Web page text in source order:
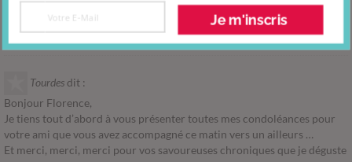
souhaite du bonheur et des bonnes choses
Répondre
Tourdes dit :
Bonjour Florence,
Je tiens tout d’abord à vous présenter toutes mes condoléances pour
votre ami que vous avez accompagné ce matin vers un ailleurs …
Et merci, merci, merci pour vos savoureuses chroniques que je déguste
Je m'inscris